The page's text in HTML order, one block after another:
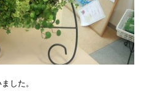
した。